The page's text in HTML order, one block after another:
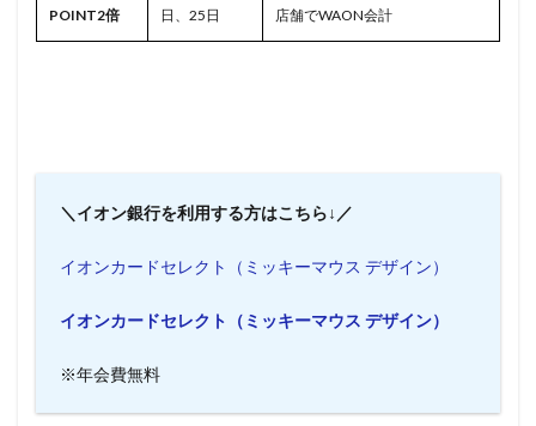
POINT2倍
日、25日
店舗でWAON会計
＼イオン銀行を利用する方はこちら↓／
イオンカードセレクト（ミッキーマウス デザイン）
イオンカードセレクト（ミッキーマウス デザイン）
※年会費無料